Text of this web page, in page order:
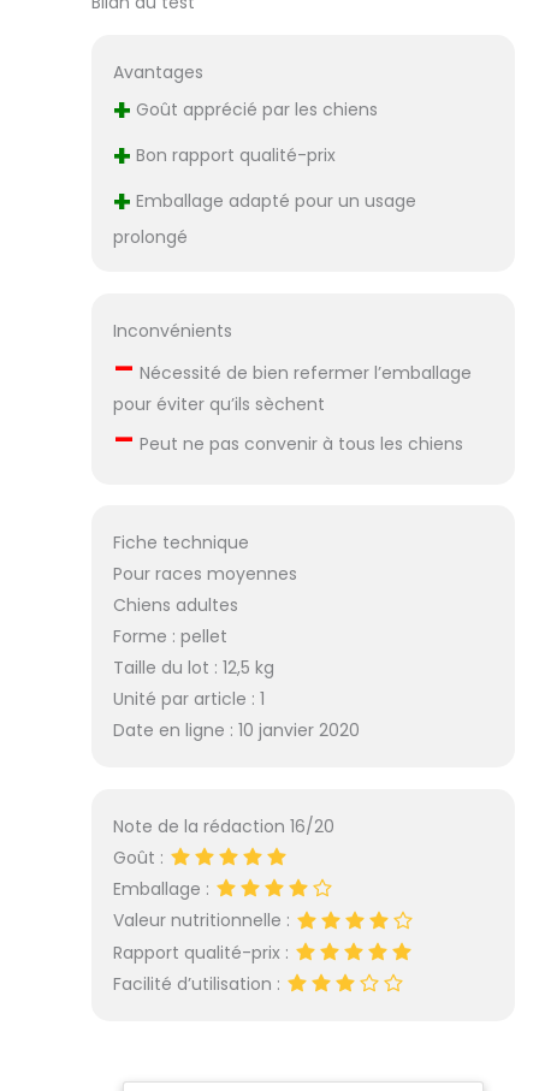
Avantages
+ Goût apprécié par les chiens
+ Bon rapport qualité-prix
+ Emballage adapté pour un usage
prolongé
Inconvénients
– Nécessité de bien refermer l’emballage
pour éviter qu’ils sèchent
– Peut ne pas convenir à tous les chiens
Fiche technique
Pour races moyennes
Chiens adultes
Forme : pellet
Taille du lot : 12,5 kg
Unité par article : 1
Date en ligne : 10 janvier 2020
Note de la rédaction 16/20
Goût :
Emballage :
Valeur nutritionnelle :
Rapport qualité-prix :
Facilité d’utilisation :